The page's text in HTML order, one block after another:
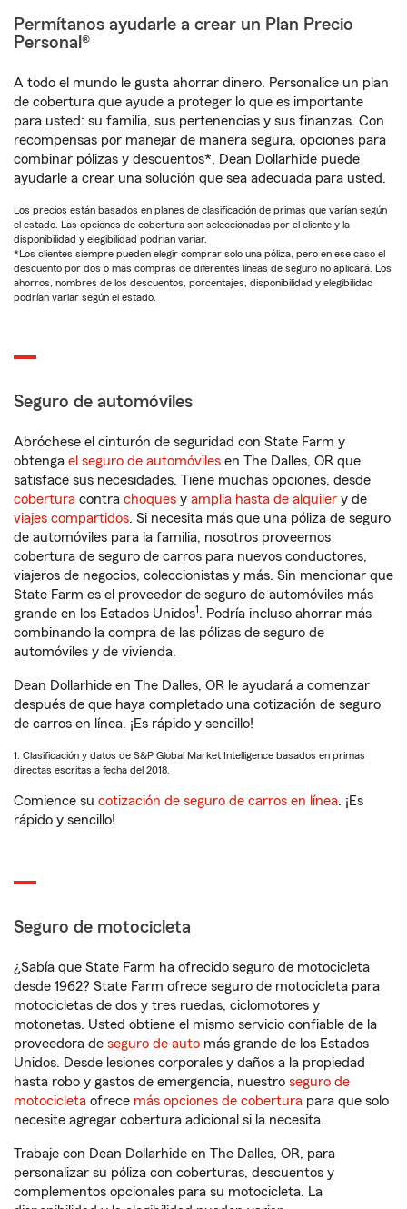
Permítanos ayudarle a crear un Plan Precio
Personal®
A todo el mundo le gusta ahorrar dinero. Personalice un plan
de cobertura que ayude a proteger lo que es importante
para usted: su familia, sus pertenencias y sus finanzas. Con
recompensas por manejar de manera segura, opciones para
combinar pólizas y descuentos*, Dean Dollarhide puede
ayudarle a crear una solución que sea adecuada para usted.
Los precios están basados en planes de clasificación de primas que varían según
el estado. Las opciones de cobertura son seleccionadas por el cliente y la
disponibilidad y elegibilidad podrían variar.
*Los clientes siempre pueden elegir comprar solo una póliza, pero en ese caso el
descuento por dos o más compras de diferentes líneas de seguro no aplicará. Los
ahorros, nombres de los descuentos, porcentajes, disponibilidad y elegibilidad
podrían variar según el estado.
Seguro de automóviles
Abróchese el cinturón de seguridad con State Farm y
obtenga el seguro de automóviles en The Dalles, OR que
satisface sus necesidades. Tiene muchas opciones, desde
cobertura contra choques y amplia hasta de alquiler y de
viajes compartidos. Si necesita más que una póliza de seguro
de automóviles para la familia, nosotros proveemos
cobertura de seguro de carros para nuevos conductores,
viajeros de negocios, coleccionistas y más. Sin mencionar que
State Farm es el proveedor de seguro de automóviles más
grande en los Estados Unidos1 . Podría incluso ahorrar más
combinando la compra de las pólizas de seguro de
automóviles y de vivienda.
Dean Dollarhide en The Dalles, OR le ayudará a comenzar
después de que haya completado una cotización de seguro
de carros en línea. ¡Es rápido y sencillo!
1. Clasificación y datos de S&P Global Market Intelligence basados en primas
directas escritas a fecha del 2018.
Comience su cotización de seguro de carros en línea. ¡Es
rápido y sencillo!
Seguro de motocicleta
¿Sabía que State Farm ha ofrecido seguro de motocicleta
desde 1962? State Farm ofrece seguro de motocicleta para
motocicletas de dos y tres ruedas, ciclomotores y
motonetas. Usted obtiene el mismo servicio confiable de la
proveedora de seguro de auto más grande de los Estados
Unidos. Desde lesiones corporales y daños a la propiedad
hasta robo y gastos de emergencia, nuestro seguro de
motocicleta ofrece más opciones de cobertura para que solo
necesite agregar cobertura adicional si la necesita.
Trabaje con Dean Dollarhide en The Dalles, OR, para
personalizar su póliza con coberturas, descuentos y
complementos opcionales para su motocicleta. La